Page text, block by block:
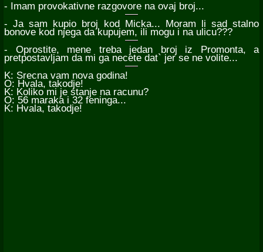
- Imam provokativne razgovore na ovaj broj...
- Ja sam kupio broj kod Micka... Moram li sad stalno
bonove kod njega da kupujem, ili mogu i na ulicu???
- Oprostite, mene treba jedan broj iz Promonta, a
pretpostavljam da mi ga necete dat` jer se ne volite...
K: Srecna vam nova godina!
O: Hvala, takodje!
K: Koliko mi je stanje na racunu?
O: 56 maraka i 32 feninga...
K: Hvala, takodje!